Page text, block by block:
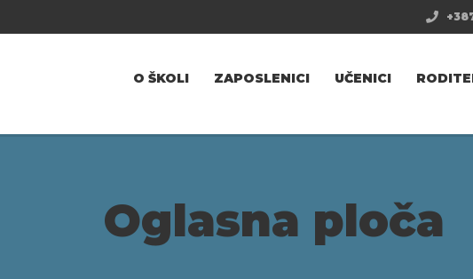
O ŠKOLI ZAPOSLENICI UČENICI
Oglasna ploča